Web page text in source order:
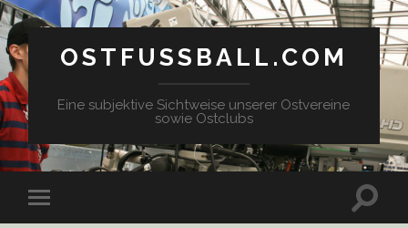
OSTFUSSBALL.COM
Eine subjektive Sichtweise unserer Ostvereine
sowie Ostclubs